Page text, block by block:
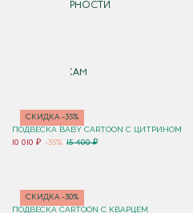
ПО ПОПУЛЯРНОСТИ
ПО НОВИНКАМ
СКИДКА -35%
ПОДВЕСКА BABY CARTOON С ЦИТРИНОМ
10 010 ₽ -35% 15 400 ₽
СКИДКА -30%
ПОДВЕСКА CARTOON C КВАРЦЕМ